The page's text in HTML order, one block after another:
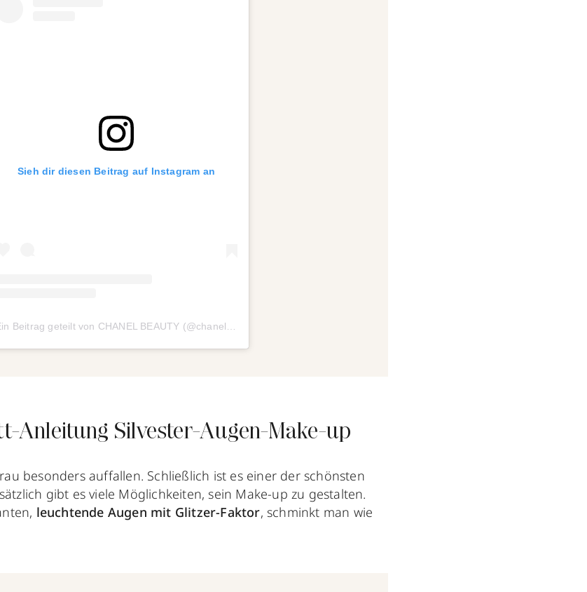
Sieh dir diesen Beitrag auf Instagram an
Anleitung Silvester-Augen-Make-up
besonders auffallen. Schließlich ist es einer der schönsten
gibt es viele Möglichkeiten, sein Make-up zu gestalten.
leuchtende Augen mit Glitzer-Faktor, schminkt man wie